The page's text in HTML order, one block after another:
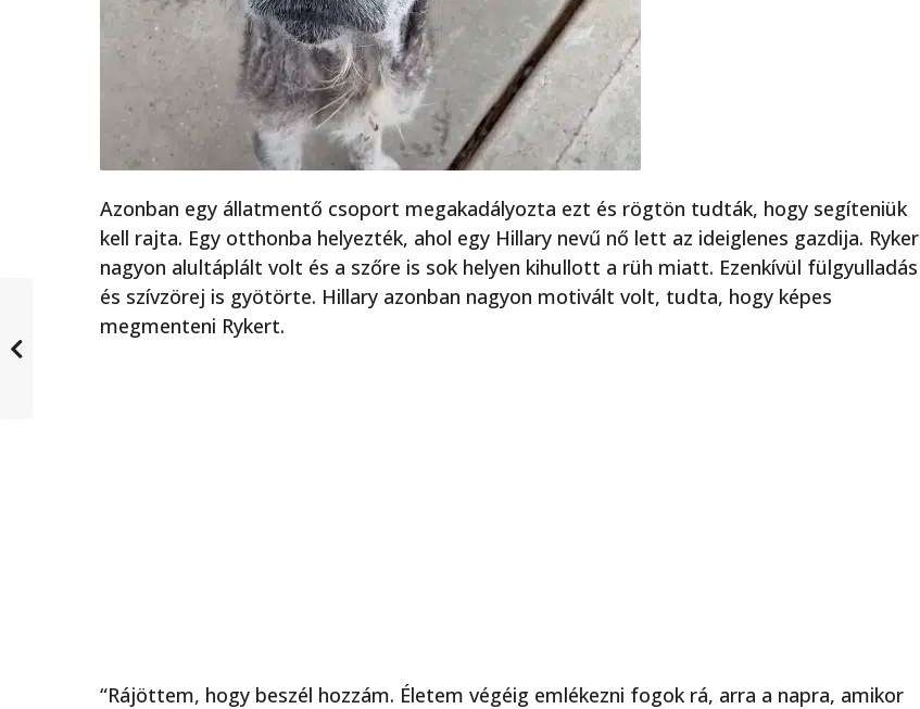
Azonban egy állatmentő csoport megakadályozta ezt és rögtön tudták, hogy segíteniük
kell rajta. Egy otthonba helyezték, ahol egy Hillary nevű nő lett az ideiglenes gazdija. Ryker
nagyon alultáplált volt és a szőre is sok helyen kihullott a rüh miatt. Ezenkívül fülgyulladás
és szívzörej is gyötörte. Hillary azonban nagyon motivált volt, tudta, hogy képes
megmenteni Rykert.
“Rájöttem, hogy beszél hozzám. Életem végéig emlékezni fogok rá, arra a napra, amikor